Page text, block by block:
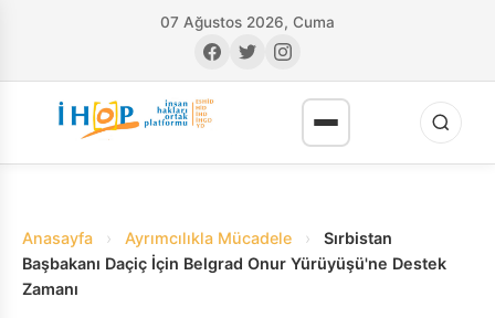
07 Ağustos 2026, Cuma
Anasayfa › Ayrımcılıkla Mücadele ›
Sırbistan
Başbakanı Daçiç İçin Belgrad Onur Yürüyüşü'ne Destek
Zamanı